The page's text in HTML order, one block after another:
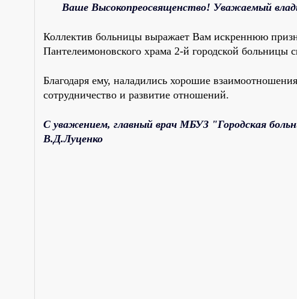
Ваше Высокопреосвященство! Уважаемый
Коллектив больницы выражает Вам искреннюю
Пантелеимоновского храма 2-й городской больницы
Благодаря ему, наладились хорошие
сотрудничество и развитие отношений.
С уважением, главный врач МБУЗ "Городская
В.Д.Луценко